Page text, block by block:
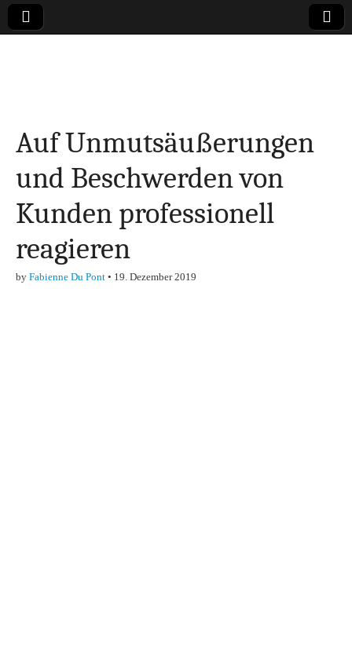
Finanzen,
Marketing-, Vertrieb-
& Investment-Tipps
Auf Unmutsäußerungen
und Beschwerden von
Kunden professionell
reagieren
by Fabienne Du Pont • 19. Dezember 2019